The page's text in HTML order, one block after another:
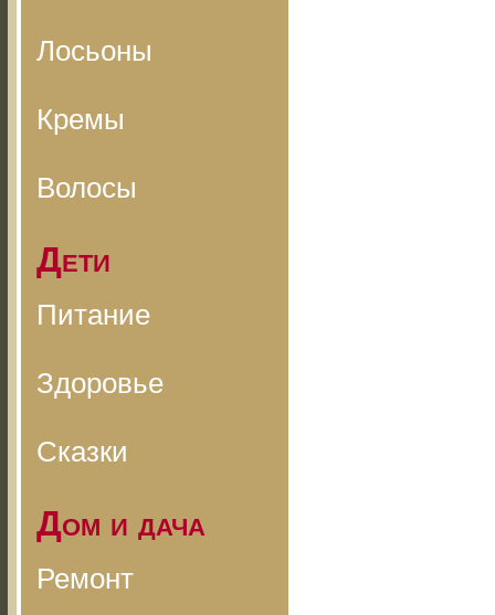
Лосьоны
Кремы
Волосы
Дети
Питание
Здоровье
Сказки
Дом и дача
Ремонт